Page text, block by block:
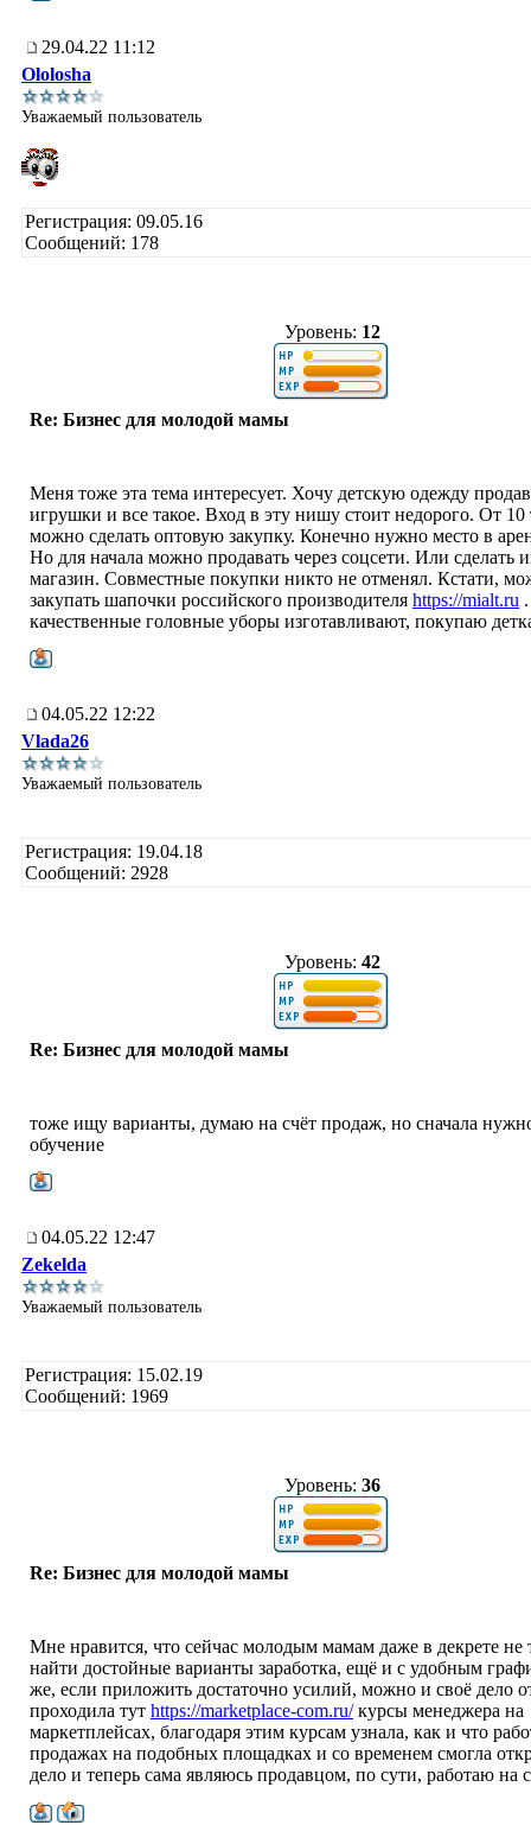
29.04.22 11:12
Ololosha
Уважаемый пользователь
Регистрация: 09.05.16
Сообщений: 178
Уровень: 12
Re: Бизнес для молодой мамы
Меня тоже эта тема интересует. Хочу детскую одежду
игрушки и все такое. Вход в эту нишу стоит недорого. От 10
можно сделать оптовую закупку. Конечно нужно место в
Но для начала можно продавать через соцсети. Или сделать
магазин. Совместные покупки никто не отменял. Кстати,
закупать шапочки российского производителя https://mialt.ru
качественные головные уборы изготавливают, покупаю
04.05.22 12:22
Vlada26
Уважаемый пользователь
Регистрация: 19.04.18
Сообщений: 2928
Уровень: 42
Re: Бизнес для молодой мамы
тоже ищу варианты, думаю на счёт продаж, но сначала
обучение
04.05.22 12:47
Zekelda
Уважаемый пользователь
Регистрация: 15.02.19
Сообщений: 1969
Уровень: 36
Re: Бизнес для молодой мамы
Мне нравится, что сейчас молодым мамам даже в декрете не
найти достойные варианты заработка, ещё и с удобным
же, если приложить достаточно усилий, можно и своё дело
проходила тут https://marketplace-com.ru/курсы менеджера на
маркетплейсах, благодаря этим курсам узнала, как и что
продажах на подобных площадках и со временем смогла
дело и теперь сама являюсь продавцом, по сути, работаю на